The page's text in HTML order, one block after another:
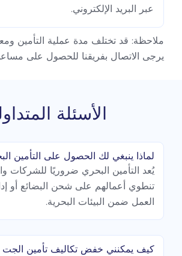
عبر البريد الإلكتروني.
ملاحظة: قد تختلف مدة عملية التأمين
يرجى الاتصال بفريقنا للحصول على
الأسئلة
لماذا ينبغي لك الحصول على التأمين
يُعد التأمين البحري ضروريًا للشركات
تنطوي أعمالهم على شحن البضائع أو
العمل ضمن البيئات البحرية.
كيف يمكنني خفض تكاليف تأمين